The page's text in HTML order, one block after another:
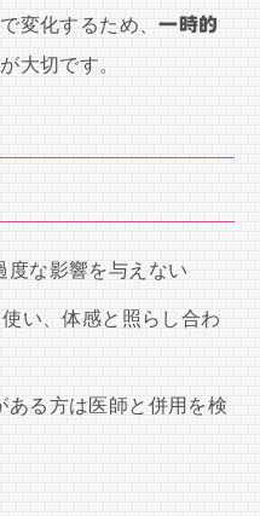
変化するため、一時的
が大切です。
度な影響を与えない
い、体感と照らし合わ
ある方は医師と併用を検